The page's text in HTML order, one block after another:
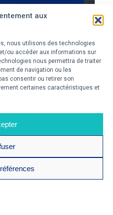
aux
nous utilisons des technologies
ou accéder aux informations sur
nous permettra de traiter
de navigation ou les
consentir ou retirer son
certaines caractéristiques et